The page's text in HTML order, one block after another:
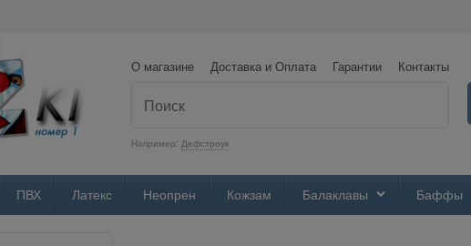
О магазине Доставка и Оплата Гарантии Контакты
Например: Дефстроук
ПВХ Латекс Неопрен Кожзам Балаклавы Баффы